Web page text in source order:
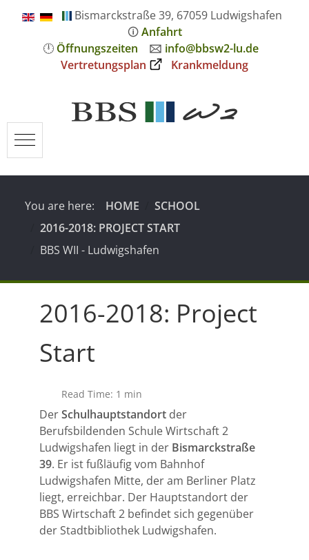
Bismarckstraße 39, 67059 Ludwigshafen
🛈Anfahrt
🕛 Öffnungszeiten 🖂 info@bbsw2-lu.de
Vertretungsplan
Krankmeldung
Mobile Menu Toggle
You are here: HOME
SCHOOL
2016-2018: PROJECT START
BBS WII - Ludwigshafen
2016-2018: Project
Start
Read Time: 1 min
DerSchulhauptstandortder
Berufsbildenden Schule Wirtschaft 2
Ludwigshafen liegt in der Bismarckstraße
39. Er ist fußläufig vom Bahnhof
Ludwigshafen Mitte, der am Berliner Platz
liegt, erreichbar. Der Hauptstandort der
BBS Wirtschaft 2 befindet sich gegenüber
der Stadtbibliothek Ludwigshafen.